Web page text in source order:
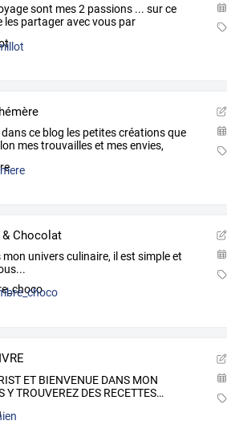
sont mes2 passions ... surce
les partageravecvous par
dansce blog les petitescréationsque
mestrouvailleset mesenvies,
& Chocolat
mon univers culinaire, il est simple et
ET BIENVENUE DANS MON
YTROUVEREZ DES RECETTES…